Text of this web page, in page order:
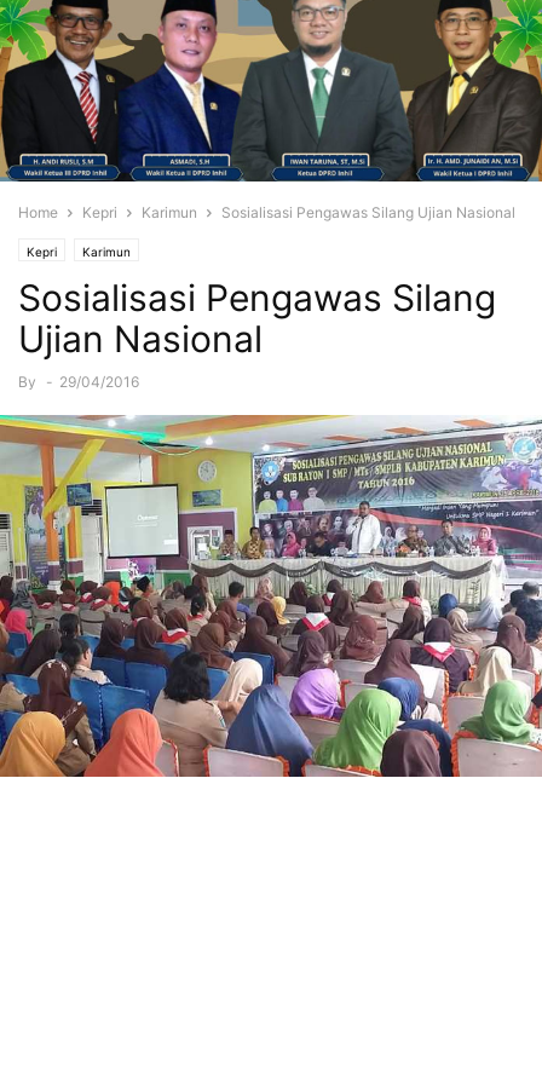
Home Kepri Karimun Sosialisasi Pengawas Silang Ujian Nasional
Kepri Karimun
Sosialisasi Pengawas Silang
Ujian Nasional
By - 29/04/2016